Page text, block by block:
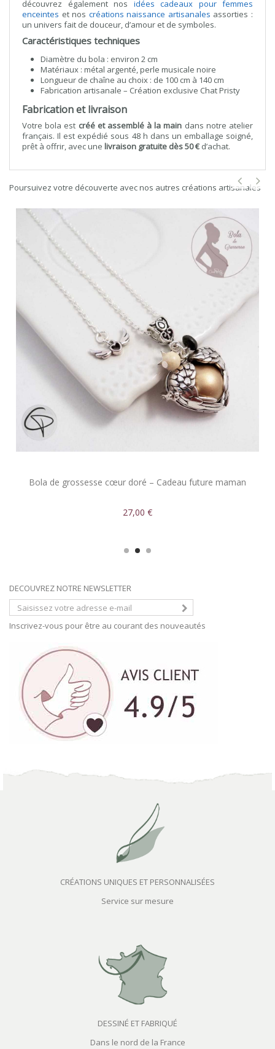
découvrez également nos idées cadeaux pour femmes
enceintes et nos créations naissance artisanales assorties :
un univers fait de douceur, d’amour et de symboles.
Caractéristiques techniques
Diamètre du bola : environ 2 cm
Matériaux : métal argenté, perle musicale noire
Longueur de chaîne au choix : de 100 cm à 140 cm
Fabrication artisanale – Création exclusive Chat Pristy
Fabrication et livraison
Votre bola est créé et assemblé à la main dans notre atelier
français. Il est expédié sous 48 h dans un emballage soigné,
prêt à offrir, avec une livraison gratuite dès 50 € d’achat.
Poursuivez votre découverte avec nos autres créations artisanales
Bola de grossesse cœur doré – Cadeau future maman
27,00 €
DECOUVREZ NOTRE NEWSLETTER
Inscrivez-vous pour être au courant des nouveautés
CRÉATIONS UNIQUES ET PERSONNALISÉES
Service sur mesure
DESSINÉ ET FABRIQUÉ
Dans le nord de la France